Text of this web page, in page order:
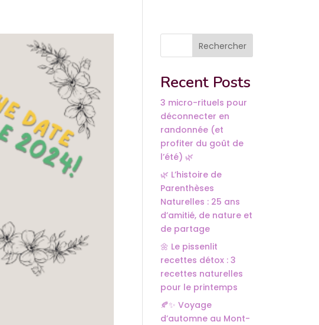
Rechercher
Recent Posts
3 micro-rituels pour
déconnecter en
randonnée (et
profiter du goût de
l’été) 🌿
🌿 L’histoire de
Parenthèses
Naturelles : 25 ans
d’amitié, de nature et
de partage
🌼 Le pissenlit
recettes détox : 3
recettes naturelles
pour le printemps
🍂✨ Voyage
d’automne au Mont-